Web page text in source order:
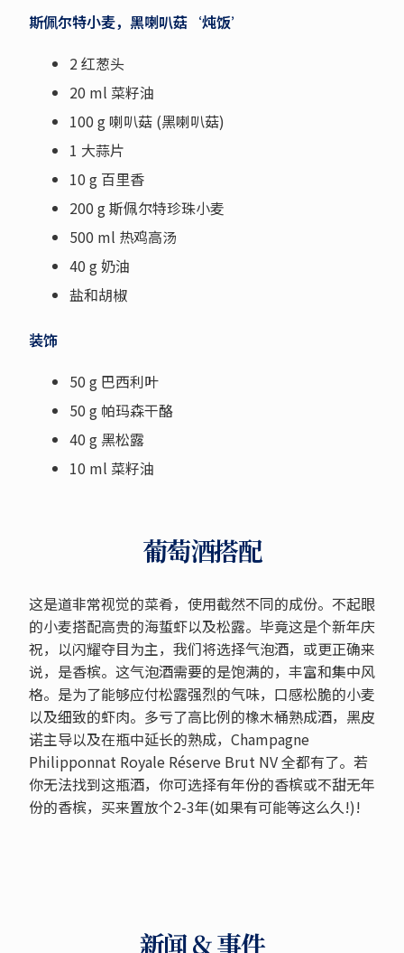
斯佩尔特小麦，黑喇叭菇‘炖饭’
2 红葱头
20 ml 菜籽油
100 g 喇叭菇 (黑喇叭菇)
1 大蒜片
10 g 百里香
200 g 斯佩尔特珍珠小麦
500 ml 热鸡高汤
40 g 奶油
盐和胡椒
装饰
50 g 巴西利叶
50 g 帕玛森干酪
40 g 黑松露
10 ml 菜籽油
葡萄酒搭配
这是道非常视觉的菜肴，使用截然不同的成份。不起眼
的小麦搭配高贵的海蜇虾以及松露。毕竟这是个新年庆
祝，以闪耀夺目为主，我们将选择气泡酒，或更正确来
说，是香槟。这气泡酒需要的是饱满的，丰富和集中风
格。是为了能够应付松露强烈的气味，口感松脆的小麦
以及细致的虾肉。多亏了高比例的橡木桶熟成酒，黑皮
诺主导以及在瓶中延长的熟成，Champagne
Philipponnat Royale Réserve Brut NV 全都有了。若
你无法找到这瓶酒，你可选择有年份的香槟或不甜无年
份的香槟，买来置放个2-3年(如果有可能等这么久!)!
新闻 & 事件